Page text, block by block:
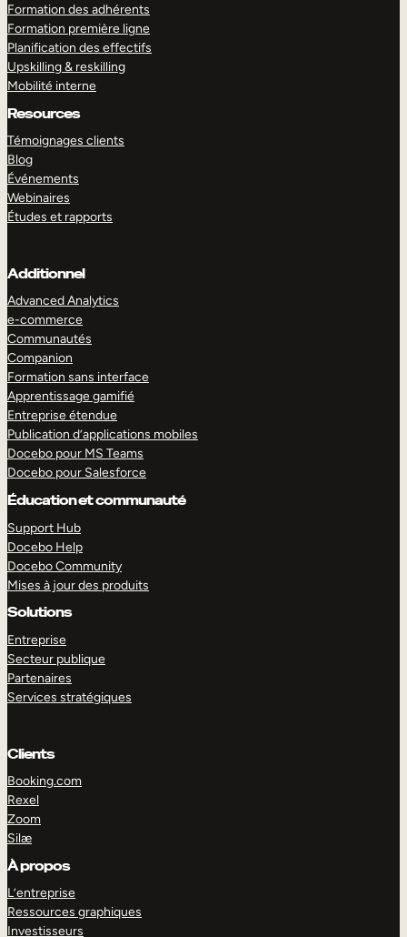
Formation des adhérents
Formation première ligne
Planification des effectifs
Upskilling & reskilling
Mobilité interne
Resources
Témoignages clients
Blog
Événements
Webinaires
Études et rapports
Additionnel
Advanced Analytics
e-commerce
Communautés
Companion
Formation sans interface
Apprentissage gamifié
Entreprise étendue
Publication d’applications mobiles
Docebo pour MS Teams
Docebo pour Salesforce
Éducation et communauté
Support Hub
Docebo Help
Docebo Community
Mises à jour des produits
Solutions
Entreprise
Secteur publique
Partenaires
Services stratégiques
Clients
Booking.com
Rexel
Zoom
Silæ
À propos
L’entreprise
Ressources graphiques
Investisseurs